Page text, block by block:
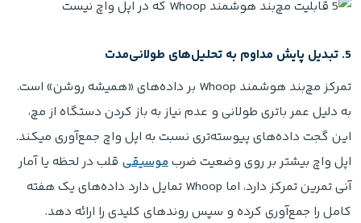
5. تبدیل پایش مداوم به تحلیل‌های طولانی‌مدت
تمرکز مچ‌بند هوشمند Whoop بر داده‌های «همیشه روشن» است.
به دلیل عمر باتری طولانی و عدم نیاز به باز کردن دستگاه از مچ،
این گجت داده‌های پیوسته‌تری نسبت به اپل واچ جمع‌آوری میکند.
اپل واچ بیشتر بر روی وضعیت ضربموسیقی قلب در لحظه یا آمار
آنی تمرین تمرکز دارد، اما Whoop تمایل دارد داده‌های یک هفته
کامل را جمع‌آوری کرده و سپس روندهای کلیدی را ارائه دهد.